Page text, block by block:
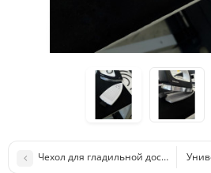
Чехол для гладильной доски